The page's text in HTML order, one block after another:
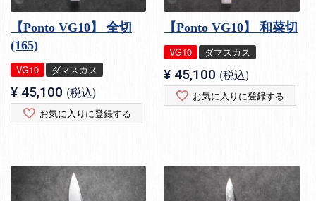
【Ponto VG10】 全切
(165)
VG10 ダマスカス
¥ 45,100 税込
お気に入りに登録する
【Ponto VG10】 和菜切
VG10 ダマスカス
¥ 45,100 税込
お気に入りに登録する